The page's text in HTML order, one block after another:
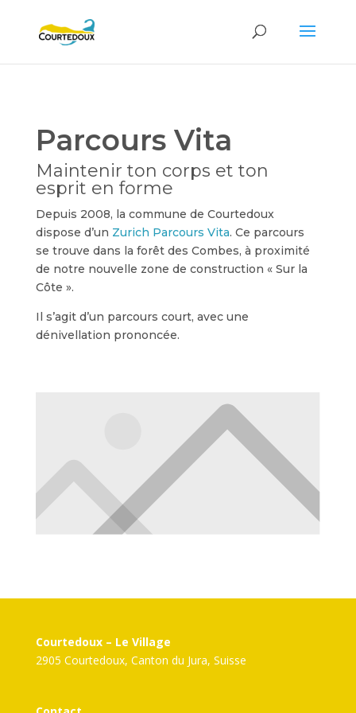
Parcours Vita
Maintenir ton corps et ton
esprit en forme
Depuis 2008, la commune de Courtedoux
dispose d’un Zurich Parcours Vita. Ce parcours
se trouve dans la forêt des Combes, à proximité
de notre nouvelle zone de construction « Sur la
Côte ».
Il s’agit d’un parcours court, avec une
dénivellation prononcée.
Courtedoux – Le Village
2905 Courtedoux, Canton du Jura, Suisse